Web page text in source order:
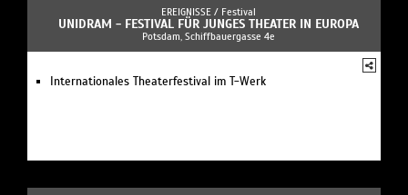
EREIGNISSE / Festival
UNIDRAM - FESTIVAL FÜR JUNGES THEATER IN EUROPA
Potsdam, Schiffbauergasse 4e
Internationales Theaterfestival im T-Werk